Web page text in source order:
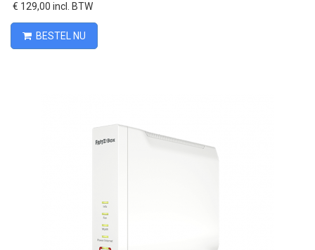
€ 129,00 incl. BTW
BESTEL NU